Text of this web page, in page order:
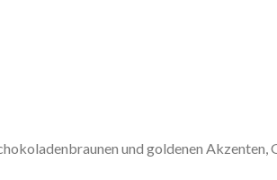
und goldenen Akzenten,